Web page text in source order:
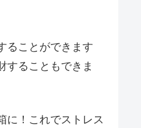
ることができます
することもできま
に！これでストレス